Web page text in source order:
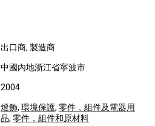
出口商, 製造商
中國內地浙江省寧波市
2004
燈飾, 環境保護, 零件，組件及電器用
品, 零件，組件和原材料